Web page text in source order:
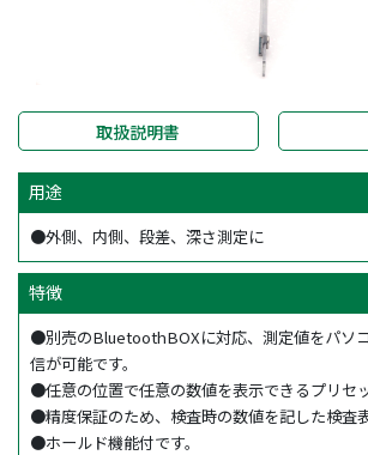
取扱説明書
用途
●外側、内側、段差、深さ測定に
特徴
●別売のBluetoothBOXに対応、測定値をパソ
信が可能です。
●任意の位置で任意の数値を表示できるプリセ
●精度保証のため、検査時の数値を記した検査表
●ホールド機能付です。